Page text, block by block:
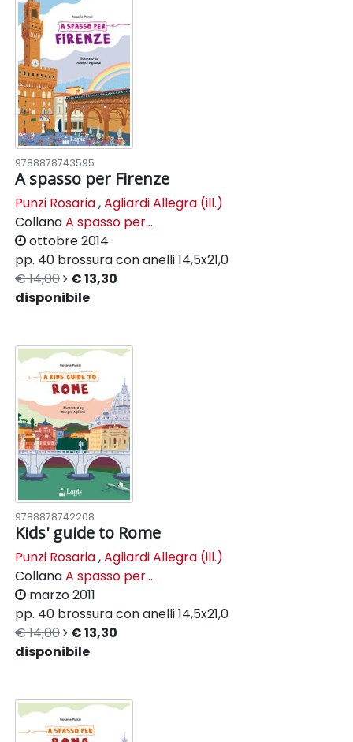
9788878743595
A spasso per Firenze
Punzi Rosaria,Agliardi Allegra (ill.)
CollanaA spasso per...
ottobre 2014
pp. 40 brossura con anelli14,5x21,0
€ 14,00
€ 13,30
disponibile
9788878742208
Kids' guide to Rome
Punzi Rosaria,Agliardi Allegra (ill.)
CollanaA spasso per...
marzo 2011
pp. 40 brossura con anelli14,5x21,0
€ 14,00
€ 13,30
disponibile